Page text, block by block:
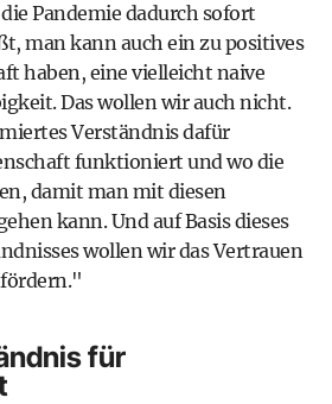
Pandemie dadurch sofort
man kann auch ein zu positives
haben, eine vielleicht naive
Das wollen wir auch nicht.
Verständnis dafür
funktioniert und wo die
damit man mit diesen
kann. Und auf Basis dieses
wollen wir das Vertrauen
für